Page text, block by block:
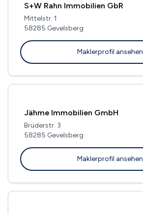
S+W Rahn Immobilien GbR
Mittelstr. 1
58285 Gevelsberg
Maklerprofil ansehen
Jähme Immobilien GmbH
Brüderstr. 3
58285 Gevelsberg
Maklerprofil ansehen